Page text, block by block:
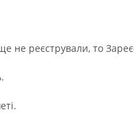
не реєстрували, то